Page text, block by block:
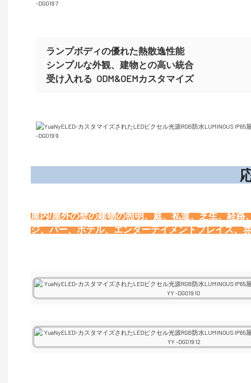
ランプボディの優れた熱散逸性能
シンプルな外観、建物との高い統合
受け入れる ODM&OEMカスタマイズ
屋内/屋外の壁の建物の照明、庭、私道、芝生、経